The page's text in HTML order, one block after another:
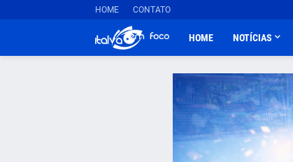
HOME CONTATO
HOME NOTÍCIAS